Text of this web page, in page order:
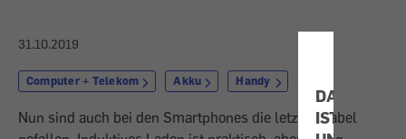
IST
31.10.2019
Computer + Telekom Akku Handy
Nun sind auch bei den Smartphones die letzten Kabel